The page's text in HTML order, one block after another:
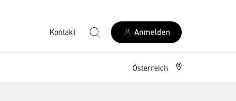
Kontakt Anmelden
Österreich